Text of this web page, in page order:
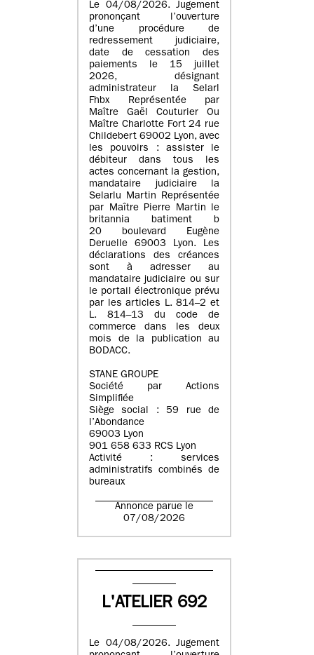
Le 04/08/2026. Jugement
prononçant l’ouverture
d’une procédure de
redressement judiciaire,
date de cessation des
paiements le 15 juillet
2026, désignant
administrateur la Selarl
Fhbx Représentée par
Maître Gaël Couturier Ou
Maître Charlotte Fort 24 rue
Childebert 69002 Lyon, avec
les pouvoirs : assister le
débiteur dans tous les
actes concernant la gestion,
mandataire judiciaire la
Selarlu Martin Représentée
par Maître Pierre Martin le
britannia batiment b
20 boulevard Eugène
Deruelle 69003 Lyon. Les
déclarations des créances
sont à adresser au
mandataire judiciaire ou sur
le portail électronique prévu
par les articles L. 814–2 et
L. 814–13 du code de
commerce dans les deux
mois de la publication au
BODACC.
STANE GROUPE
Société par Actions
Simplifiée
Siège social : 59 rue de
l’Abondance
69003 Lyon
901 658 633 RCS Lyon
Activité : services
administratifs combinés de
bureaux
Annonce parue le
07/08/2026
L'ATELIER 692
Le 04/08/2026. Jugement